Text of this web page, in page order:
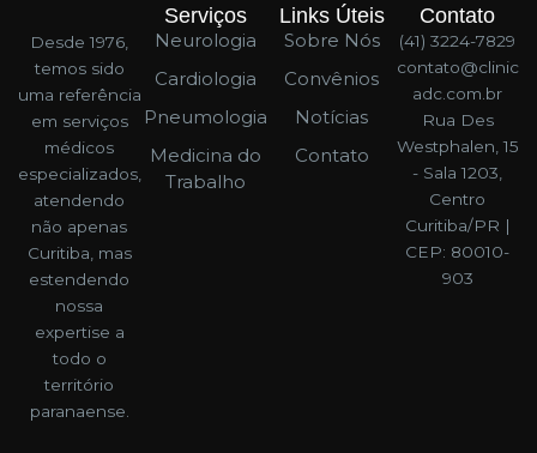
Desde 1976,
temos sido
uma referência
em serviços
médicos
especializados,
atendendo
não apenas
Curitiba, mas
estendendo
nossa
expertise a
todo o
território
paranaense.
Serviços
Neurologia
Cardiologia
Pneumologia
Medicina do
Trabalho
Links Úteis
Sobre Nós
Convênios
Notícias
Contato
Contato
(41) 3224-7829
contato@clinic
adc.com.br
Rua Des
Westphalen, 15
- Sala 1203,
Centro
Curitiba/PR |
CEP: 80010-
903